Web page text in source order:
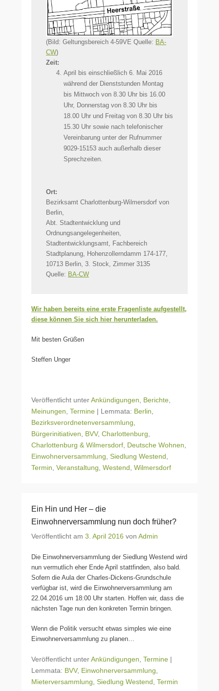
(Bild: Geltungsbereich 4-59VE Quelle: BA-
CW)
Zeit:
April bis einschließlich 6. Mai 2016
während der Dienststunden Montag
bis Mittwoch von 8.30 Uhr bis 16.00
Uhr, Donnerstag von 8.30 Uhr bis
18.00 Uhr und Freitag von 8.30 Uhr bis
15.30 Uhr sowie nach telefonischer
Vereinbarung unter der Rufnummer
9029-15153 auch außerhalb dieser
Sprechzeiten.
Ort:
Bezirksamt Charlottenburg-Wilmersdorf von
Berlin,
Abt. Stadtentwicklung und
Ordnungsangelegenheiten,
Stadtentwicklungsamt, Fachbereich
Stadtplanung, Hohenzollerndamm 174-177,
10713 Berlin, 3. Stock, Zimmer 3135
Quelle: BA-CW
Wir haben bereits eine erste Fragenliste aufgestellt,
diese können Sie sich hier herunterladen.
Mit besten Grüßen
Steffen Unger
Veröffentlicht unterAnkündigungen Berichte
Meinungen Termine | Lemmata: Berlin
Bezirksverordnetenversammlung
Bürgerinitiativen
BVV, Charlottenburg
Charlottenburg & Wilmersdorf Deutsche Wohnen
Einwohnerversammlung Siedlung Westend
Termin Veranstaltung Westend Wilmersdorf
Ein Hin und Her – die
Einwohnerversammlung nun doch früher?
Veröffentlicht am 3. April 2016 von Admin
Die Einwohnerversammlung der Siedlung Westend wird
nun vermutlich eher Ende April stattfinden, also bald.
Sofern die Aula der Charles-Dickens-Grundschule
verfügbar ist, wird die Einwohnerversammlung am
22.04.2016 um 18:00 Uhr starten. Hoffen wir, dass die
nächsten Tage nun den konkreten Termin bringen.
Wenn die Politik versucht etwas simples wie eine
Einwohnerversammlung zu planen…
Veröffentlicht unterAnkündigungen Termine |
Lemmata: BVV, Einwohnerversammlung
Mieterversammlung Siedlung Westend Termin